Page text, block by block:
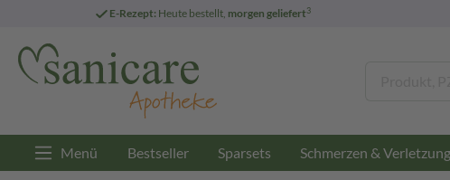
E-Rezept: Heute bestellt, morgen geliefert3
Menü Bestseller Sparsets Schmerzen &